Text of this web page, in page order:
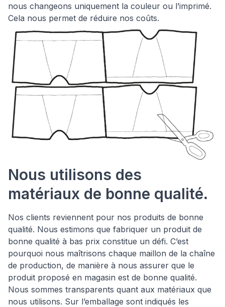
nous changeons uniquement la couleur ou l’imprimé.
Cela nous permet de réduire nos coûts.
Nous utilisons des
matériaux de bonne qualité.
Nos clients reviennent pour nos produits de bonne
qualité. Nous estimons que fabriquer un produit de
bonne qualité à bas prix constitue un défi. C’est
pourquoi nous maîtrisons chaque maillon de la chaîne
de production, de manière à nous assurer que le
produit proposé en magasin est de bonne qualité.
Nous sommes transparents quant aux matériaux que
nous utilisons. Sur l’emballage sont indiqués les